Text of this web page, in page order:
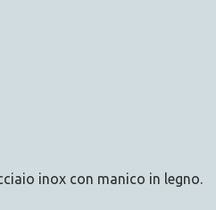
inox con manico in legno.